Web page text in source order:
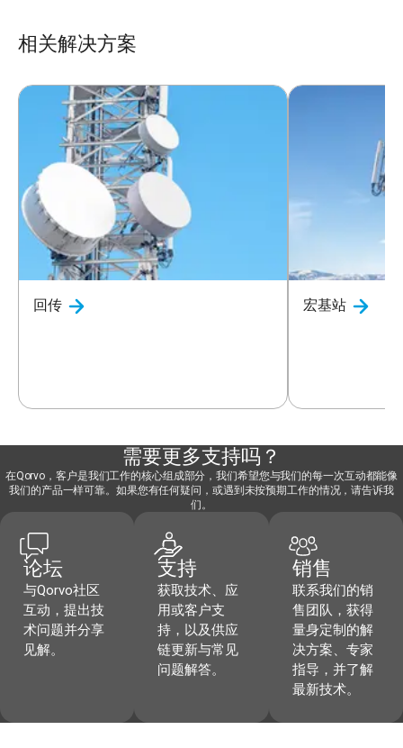
相关解决方案
回传 宏基站
需要更多支持吗？
在Qorvo，客户是我们工作的核心组成部分，我们希望您与我们的每一次互动都能像
我们的产品一样可靠。如果您有任何疑问，或遇到未按预期工作的情况，请告诉我
们。
论坛
与Qorvo社区
互动，提出技
术问题并分享
见解。
支持
获取技术、应
用或客户支
持，以及供应
链更新与常见
问题解答。
销售
联系我们的销
售团队，获得
量身定制的解
决方案、专家
指导，并了解
最新技术。